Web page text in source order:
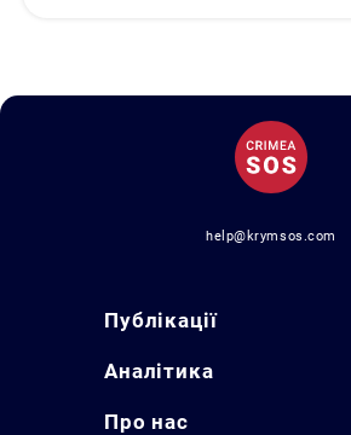
help@krymsos.com
Публікації
Аналітика
Про нас